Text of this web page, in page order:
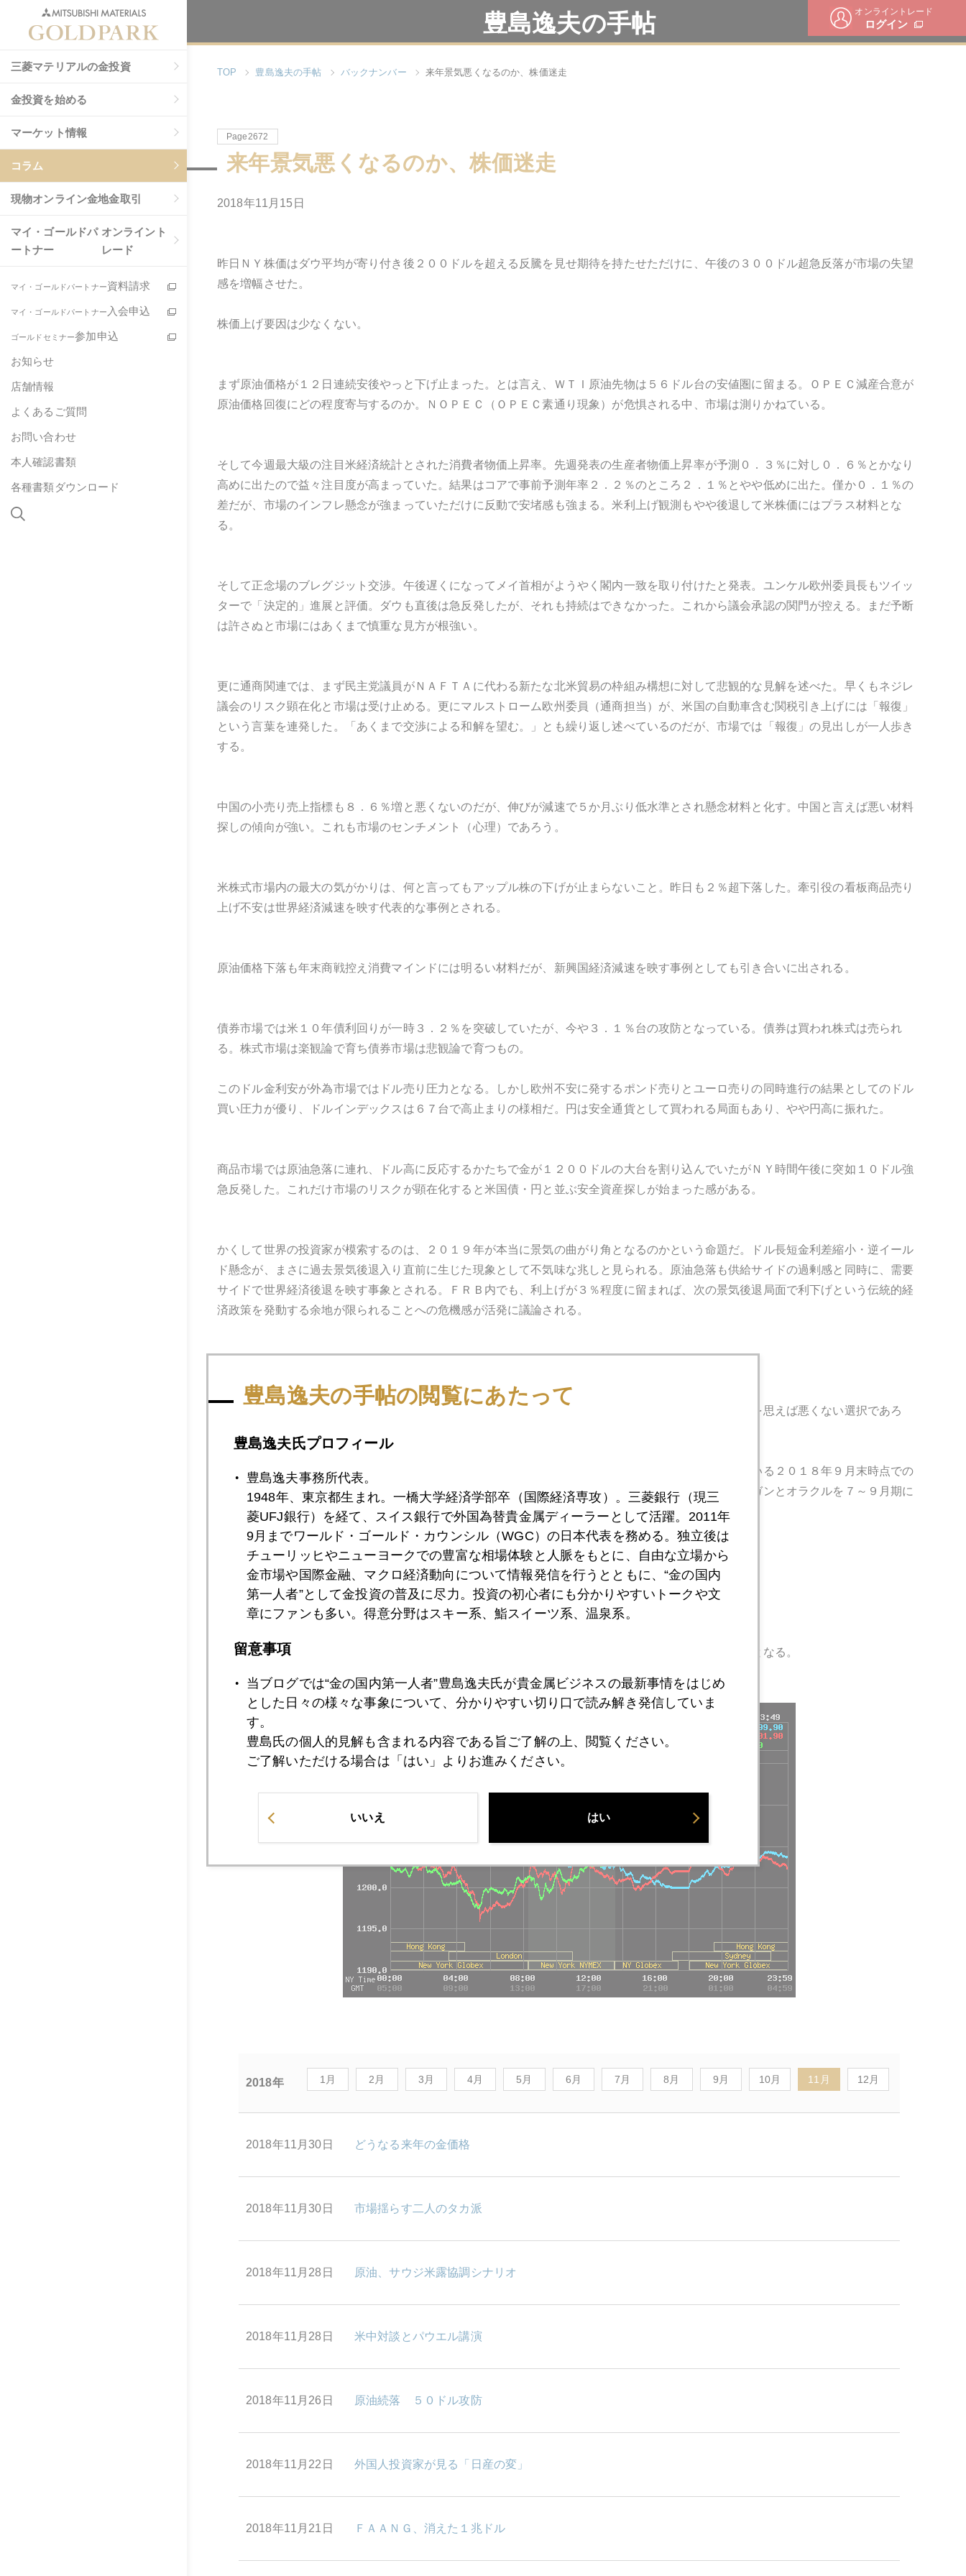
オンライントレード
ログイン
三菱マテリアルの金投資
金投資を始める
マーケット情報
コラム
現物オンライン金地金取引
マイ・ゴールドパ
ートナー
オンライント
レード
マイ・ゴールドパートナー資料請求
マイ・ゴールドパートナー 入会申込
ゴールドセミナー参加申込
お知らせ
店舗情報
よくあるご質問
お問い合わせ
本人確認書類
各種書類ダウンロード
豊島逸夫の手帖
TOP 豊島逸夫の手帖 バックナンバー 来年景気悪くなるのか、株価迷走
Page2672
来年景気悪くなるのか、株価迷走
2018年11月15日
昨日ＮＹ株価はダウ平均が寄り付き後２００ドルを超える反騰を見せ期待を持たせただけに、午後の３００ドル超急反落が市場の失望
感を増幅させた。
株価上げ要因は少なくない。
まず原油価格が１２日連続安後やっと下げ止まった。とは言え、ＷＴＩ原油先物は５６ドル台の安値圏に留まる。ＯＰＥＣ減産合意が
原油価格回復にどの程度寄与するのか。ＮＯＰＥＣ（ＯＰＥＣ素通り現象）が危惧される中、市場は測りかねている。
そして今週最大級の注目米経済統計とされた消費者物価上昇率。先週発表の生産者物価上昇率が予測０．３％に対し０．６％とかなり
高めに出たので益々注目度が高まっていた。結果はコアで事前予測年率２．２％のところ２．１％とやや低めに出た。僅か０．１％の
差だが、市場のインフレ懸念が強まっていただけに反動で安堵感も強まる。米利上げ観測もやや後退して米株価にはプラス材料とな
る。
そして正念場のブレグジット交渉。午後遅くになってメイ首相がようやく閣内一致を取り付けたと発表。ユンケル欧州委員長もツイッ
ターで「決定的」進展と評価。ダウも直後は急反発したが、それも持続はできなかった。これから議会承認の関門が控える。まだ予断
は許さぬと市場にはあくまで慎重な見方が根強い。
更に通商関連では、まず民主党議員がＮＡＦＴＡに代わる新たな北米貿易の枠組み構想に対して悲観的な見解を述べた。早くもネジレ
議会のリスク顕在化と市場は受け止める。更にマルストローム欧州委員（通商担当）が、米国の自動車含む関税引き上げには「報復」
という言葉を連発した。「あくまで交渉による和解を望む。」とも繰り返し述べているのだが、市場では「報復」の見出しが一人歩き
する。
中国の小売り売上指標も８．６％増と悪くないのだが、伸びが減速で５か月ぶり低水準とされ懸念材料と化す。中国と言えば悪い材料
探しの傾向が強い。これも市場のセンチメント（心理）であろう。
米株式市場内の最大の気がかりは、何と言ってもアップル株の下げが止まらないこと。昨日も２％超下落した。牽引役の看板商品売り
上げ不安は世界経済減速を映す代表的な事例とされる。
原油価格下落も年末商戦控え消費マインドには明るい材料だが、新興国経済減速を映す事例としても引き合いに出される。
債券市場では米１０年債利回りが一時３．２％を突破していたが、今や３．１％台の攻防となっている。債券は買われ株式は売られ
る。株式市場は楽観論で育ち債券市場は悲観論で育つもの。
このドル金利安が外為市場ではドル売り圧力となる。しかし欧州不安に発するポンド売りとユーロ売りの同時進行の結果としてのドル
買い圧力が優り、ドルインデックスは６７台で高止まりの様相だ。円は安全通貨として買われる局面もあり、やや円高に振れた。
商品市場では原油急落に連れ、ドル高に反応するかたちで金が１２００ドルの大台を割り込んでいたがＮＹ時間午後に突如１０ドル強
急反発した。これだけ市場のリスクが顕在化すると米国債・円と並ぶ安全資産探しが始まった感がある。
かくして世界の投資家が模索するのは、２０１９年が本当に景気の曲がり角となるのかという命題だ。ドル長短金利差縮小・逆イール
ド懸念が、まさに過去景気後退入り直前に生じた現象として不気味な兆しと見られる。原油急落も供給サイドの過剰感と同時に、需要
サイドで世界経済後退を映す事象とされる。ＦＲＢ内でも、利上げが３％程度に留まれば、次の景気後退局面で利下げという伝統的経
済政策を発動する余地が限られることへの危機感が活発に議論される。
米国ではＦＰたちが２年債で年率３％近く貰えると短期国債保有で凌げと説く。確かに低インフレ継続を思えば悪くない選択であろ
とは言え、バフェット氏はアップル株買いと明言してきた。更に日本時間今朝に次々に明らかになっている２０１８年９月末時点での
主要ファンド保有銘柄開示（通称１３Ｆ）によると、同氏率いるバークシャー・ハサウェイがＪＰモルガンとオラクルを７～９月期に
購入したことが確認されている。
カリスマ長期投資家は粛々と株購入を進めているようだ。
ＮＹ金は逆イールドの現実味が増すと買われるだろう。
短期的には空売り買戻し（ショートカバー）による短期的急騰が一巡後、新規買いが続くかがポイントとなる。
2018年 1月 2月 3月 4月 5月 6月 7月 8月 9月 10月 11月 12月
2018年11月30日 どうなる来年の金価格
2018年11月30日 市場揺らす二人のタカ派
2018年11月28日 原油、サウジ米露協調シナリオ
2018年11月28日 米中対談とパウエル講演
2018年11月26日 原油続落 ５０ドル攻防
2018年11月22日 外国人投資家が見る「日産の変」
2018年11月21日 ＦＡＡＮＧ、消えた１兆ドル
豊島逸夫の手帖の閲覧にあたって
豊島逸夫氏プロフィール
豊島逸夫事務所代表。
1948年、東京都生まれ。一橋大学経済学部卒（国際経済専攻）。三菱銀行（現三
菱UFJ銀行）を経て、スイス銀行で外国為替貴金属ディーラーとして活躍。2011年
9月までワールド・ゴールド・カウンシル（WGC）の日本代表を務める。独立後は
チューリッヒやニューヨークでの豊富な相場体験と人脈をもとに、自由な立場から
金市場や国際金融、マクロ経済動向について情報発信を行うとともに、“金の国内
第一人者”として金投資の普及に尽力。投資の初心者にも分かりやすいトークや文
章にファンも多い。得意分野はスキー系、鮨スイーツ系、温泉系。
留意事項
当ブログでは“金の国内第一人者”豊島逸夫氏が貴金属ビジネスの最新事情をはじめ
とした日々の様々な事象について、分かりやすい切り口で読み解き発信していま
す。
豊島氏の個人的見解も含まれる内容である旨ご了解の上、閲覧ください。
ご了解いただける場合は「はい」よりお進みください。
いいえ はい